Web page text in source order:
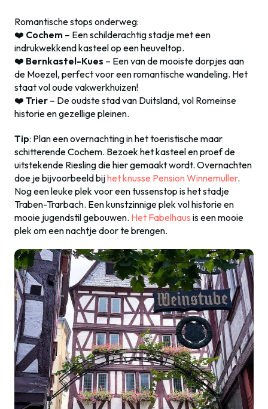
Romantische stops onderweg:
❤️ Cochem – Een schilderachtig stadje met een
indrukwekkend kasteel op een heuveltop.
❤️ Bernkastel-Kues – Een van de mooiste dorpjes aan
de Moezel, perfect voor een romantische wandeling. Het
staat vol oude vakwerkhuizen!
❤️ Trier – De oudste stad van Duitsland, vol Romeinse
historie en gezellige pleinen.
Tip: Plan een overnachting in het toeristische maar
schitterende Cochem. Bezoek het kasteel en proef de
uitstekende Riesling die hier gemaakt wordt. Overnachten
doe je bijvoorbeeld bijhet knusse Pension Winnemuller.
Nog een leuke plek voor een tussenstop is het stadje
Traben-Trarbach. Een kunstzinnige plek vol historie en
mooie jugendstil gebouwen. Het Fabelhaus is een mooie
plek om een nachtje door te brengen.